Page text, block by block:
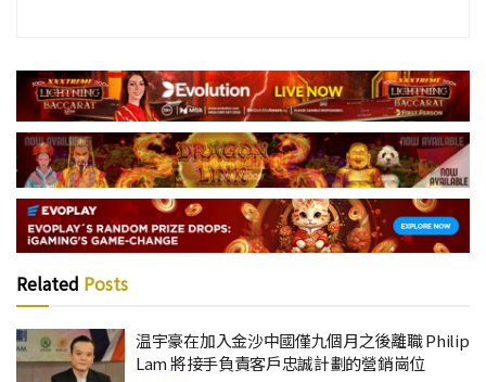
Related Posts
温宇豪在加入金沙中國僅九個月之後離職 Philip
Lam 將接手負責客戶忠誠計劃的營銷崗位